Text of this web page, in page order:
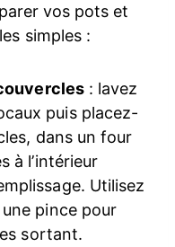
vos pots et
simples :
: lavez
puis placez-
dans un four
à l’intérieur
Utilisez
pince pour
sortant.